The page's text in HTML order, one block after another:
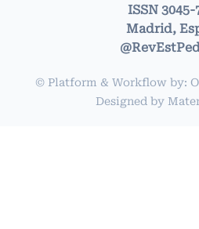
ISSN 3045-
Madrid,
© Platform & Workflow by:
Designed by